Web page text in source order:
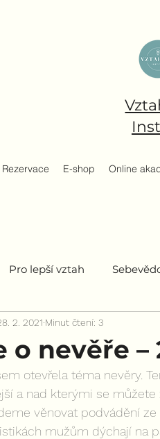
Rezervace E-shop Online
Pro lepší vztah
o nevěře –
2. 2021 Minut čtení: 3
otevřela téma nevěry.
a nad kterými se
věnovat podvádění
mužům dýchají na